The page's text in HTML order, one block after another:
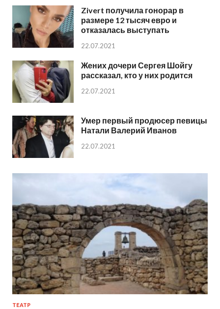
Zivert получила гонорар в
размере 12 тысяч евро и
отказалась выступать
22.07.2021
Жених дочери Сергея Шойгу
рассказал, кто у них родится
22.07.2021
Умер первый продюсер певицы
Натали Валерий Иванов
22.07.2021
ТЕАТР